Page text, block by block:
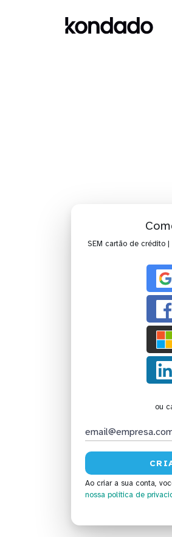
SEM cartão de crédito
ou
Ao criar a sua conta,
nossa política de